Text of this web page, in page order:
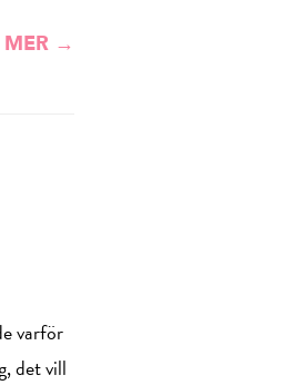
MER →
varför
det vill